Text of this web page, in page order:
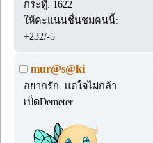
กระทู้: 1622
ให้คะแนนชื่นชมคนนี้:
+232/-5
mur@s@ki
อยากรัก..แต่ใจไม่กล้า
เป็ดDemeter